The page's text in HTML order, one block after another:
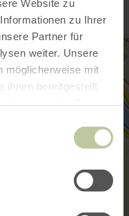
Website zu
zu Ihrer
Partner für
weiter. Unsere
möglicherweise mit
ihnen bereitgestellt